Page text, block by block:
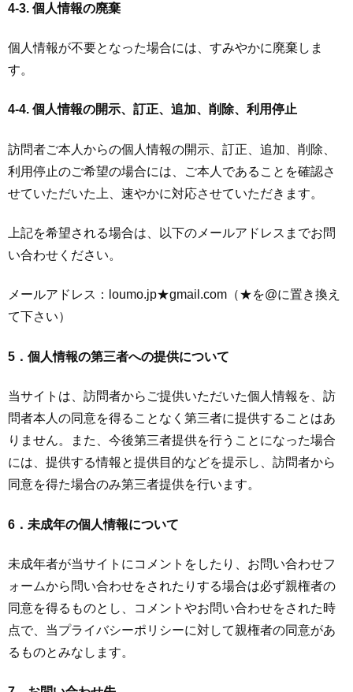
4-3. 個人情報の廃棄
個人情報が不要となった場合には、すみやかに廃棄しま
す。
4-4. 個人情報の開示、訂正、追加、削除、利用停止
訪問者ご本人からの個人情報の開示、訂正、追加、削除、
利用停止のご希望の場合には、ご本人であることを確認さ
せていただいた上、速やかに対応させていただきます。
上記を希望される場合は、以下のメールアドレスまでお問
い合わせください。
メールアドレス：loumo.jp★gmail.com（★を@に置き換え
て下さい）
5．個人情報の第三者への提供について
当サイトは、訪問者からご提供いただいた個人情報を、訪
問者本人の同意を得ることなく第三者に提供することはあ
りません。また、今後第三者提供を行うことになった場合
には、提供する情報と提供目的などを提示し、訪問者から
同意を得た場合のみ第三者提供を行います。
6．未成年の個人情報について
未成年者が当サイトにコメントをしたり、お問い合わせフ
ォームから問い合わせをされたりする場合は必ず親権者の
同意を得るものとし、コメントやお問い合わせをされた時
点で、当プライバシーポリシーに対して親権者の同意があ
るものとみなします。